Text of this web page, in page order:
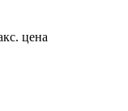
цена